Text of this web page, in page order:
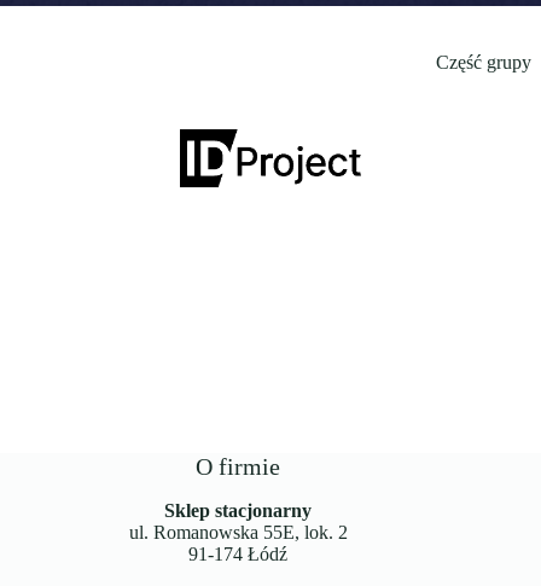
Część grupy
O firmie
Sklep stacjonarny
ul. Romanowska 55E, lok. 2
91-174 Łódź